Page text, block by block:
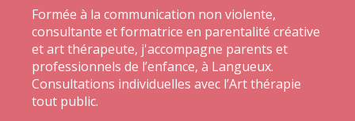
Formée à la communication non violente,
consultante et formatrice en parentalité créative
et art thérapeute, j'accompagne parents et
professionnels de l’enfance, à Langueux.
Consultations individuelles avec l’Art thérapie
tout public.